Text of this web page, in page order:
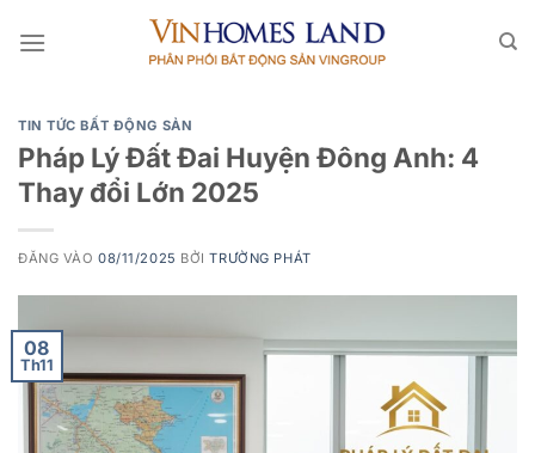
qua
TIN TỨC BẤT ĐỘNG SẢN
Pháp Lý Đất Đai Huyện Đông Anh: 4
Thay đổi Lớn 2025
ĐĂNG VÀO08/11/2025 BỞITRƯỜNG PHÁT
08
Th11